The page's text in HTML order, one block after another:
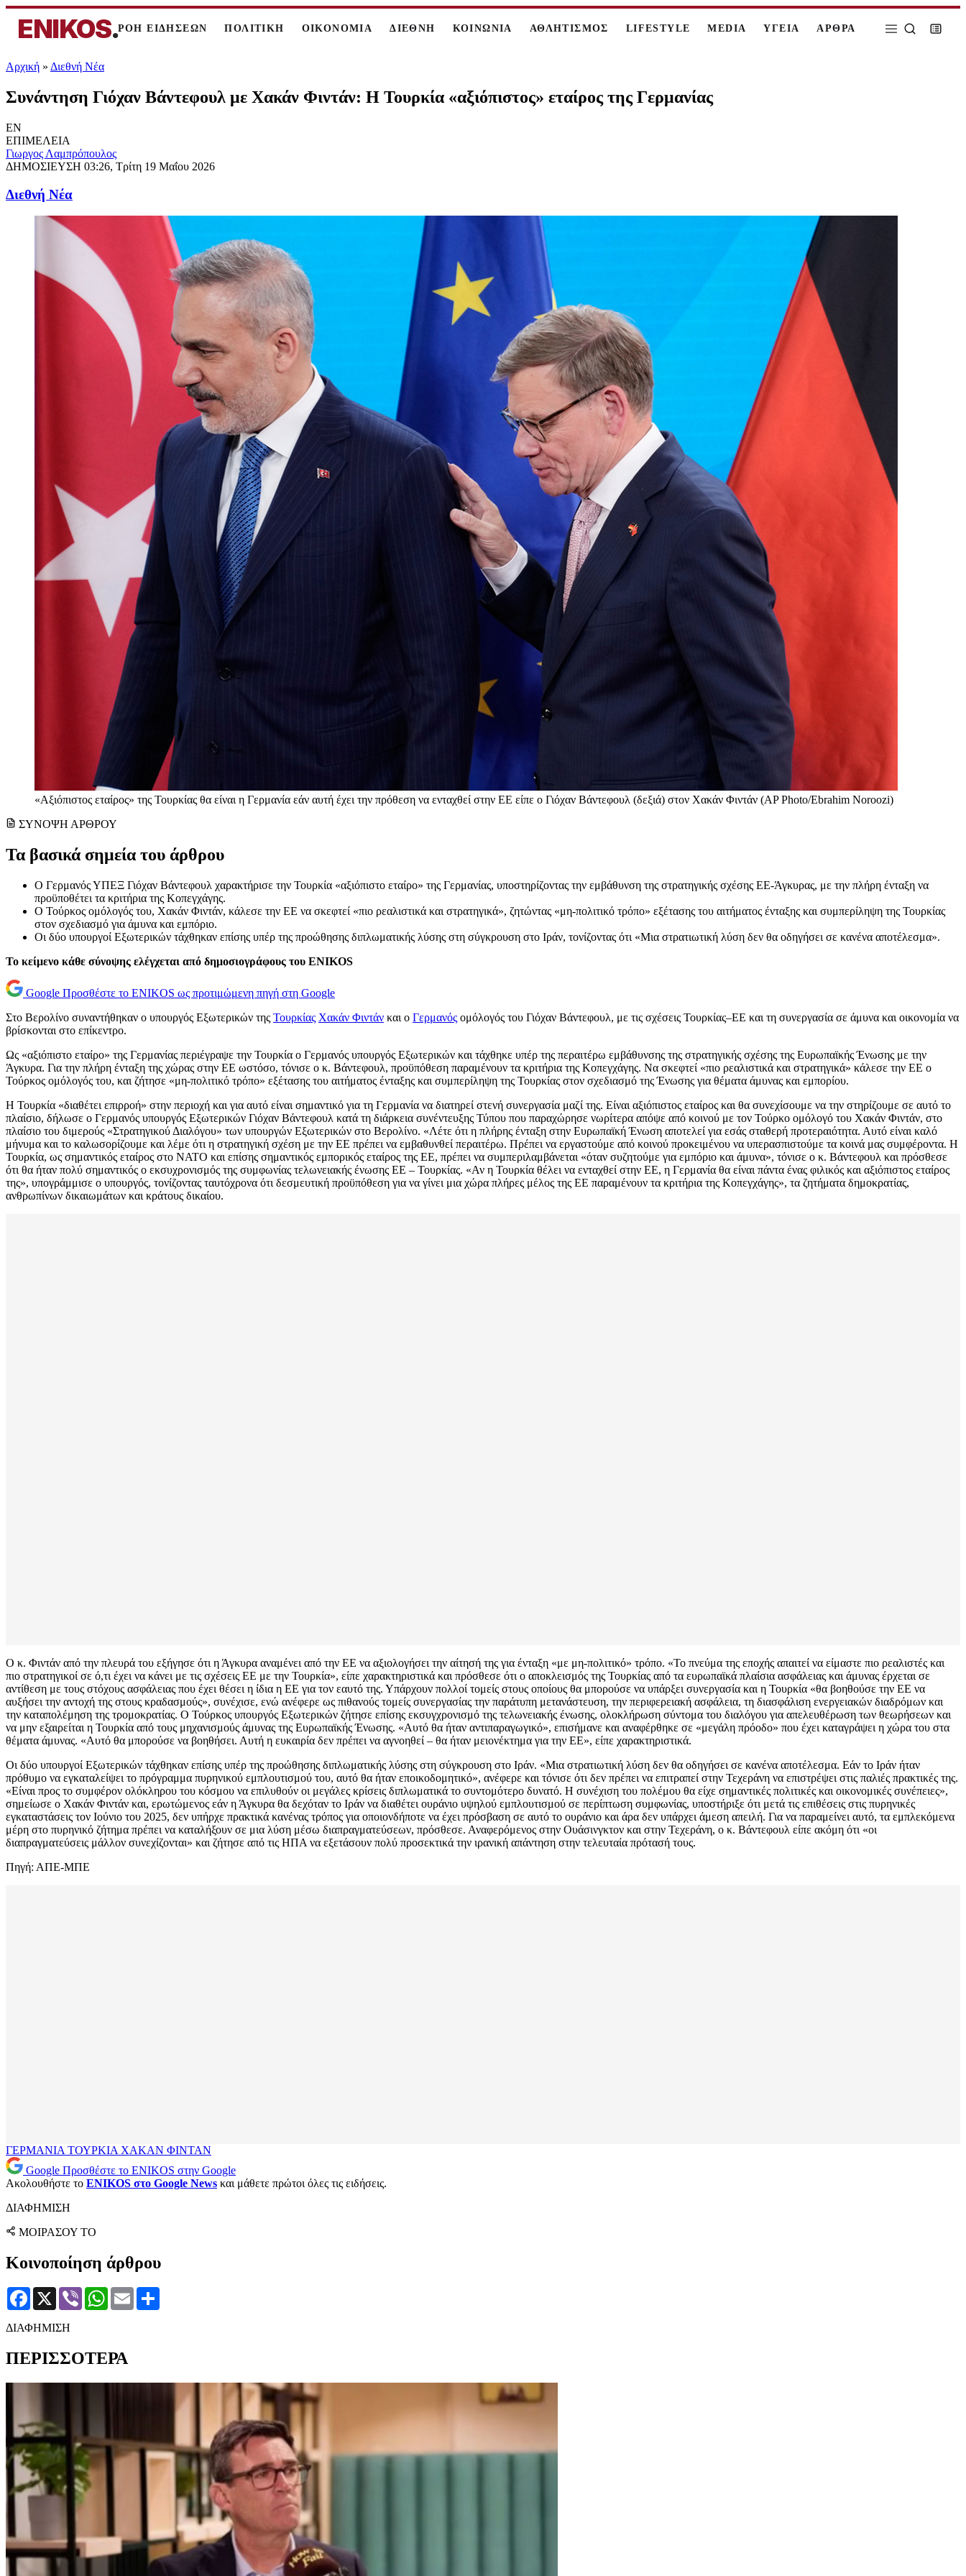
ENIKOS.ΡΟΗ ΕΙΔΗΣΕΩΝ ΠΟΛΙΤΙΚΗ ΟΙΚΟΝΟΜΙΑ ΔΙΕΘΝΗ ΚΟΙΝΩΝΙΑ ΑΘΛΗΤΙΣΜΟΣ LIFESTYLE MEDIA ΥΓΕΙΑ ΑΡΘΡΑ
Αρχική » Διεθνή Νέα
Συνάντηση Γιόχαν Βάντεφουλ με Χακάν Φιντάν: Η Τουρκία «αξιόπιστος» εταίρος της Γερμανίας
EN
ΕΠΙΜΕΛΕΙΑ
Γιωργος Λαμπρόπουλος
ΔΗΜΟΣΙΕΥΣΗ 03:26, Τρίτη 19 Μαΐου 2026
Διεθνή Νέα
«Αξιόπιστος εταίρος» της Τουρκίας θα είναι η Γερμανία εάν αυτή έχει την πρόθεση να ενταχθεί στην ΕΕ είπε ο Γιόχαν Βάντεφουλ (δεξιά) στον Χακάν Φιντάν (AP Photo/Ebrahim Noroozi)
ΣΥΝΟΨΗ ΑΡΘΡΟΥ
Τα βασικά σημεία του άρθρου
Ο Γερμανός ΥΠΕΞ Γιόχαν Βάντεφουλ χαρακτήρισε την Τουρκία «αξιόπιστο εταίρο» της Γερμανίας, υποστηρίζοντας την εμβάθυνση της στρατηγικής σχέσης ΕΕ-Άγκυρας, με την πλήρη ένταξη να
προϋποθέτει τα κριτήρια της Κοπεγχάγης.
Ο Τούρκος ομόλογός του, Χακάν Φιντάν, κάλεσε την ΕΕ να σκεφτεί «πιο ρεαλιστικά και στρατηγικά», ζητώντας «μη-πολιτικό τρόπο» εξέτασης του αιτήματος ένταξης και συμπερίληψη της Τουρκίας
στον σχεδιασμό για άμυνα και εμπόριο.
Οι δύο υπουργοί Εξωτερικών τάχθηκαν επίσης υπέρ της προώθησης διπλωματικής λύσης στη σύγκρουση στο Ιράν, τονίζοντας ότι «Μια στρατιωτική λύση δεν θα οδηγήσει σε κανένα αποτέλεσμα».
Το κείμενο κάθε σύνοψης ελέγχεται από δημοσιογράφους του ENIKOS
Google Προσθέστε το ENIKOS ως προτιμώμενη πηγή στη Google
Στο Βερολίνο συναντήθηκαν ο υπουργός Εξωτερικών της Τουρκίας Χακάν Φιντάν και ο Γερμανός ομόλογός του Γιόχαν Βάντεφουλ, με τις σχέσεις Τουρκίας–ΕΕ και τη συνεργασία σε άμυνα και οικονομία να
βρίσκονται στο επίκεντρο.
Ως «αξιόπιστο εταίρο» της Γερμανίας περιέγραψε την Τουρκία ο Γερμανός υπουργός Εξωτερικών και τάχθηκε υπέρ της περαιτέρω εμβάθυνσης της στρατηγικής σχέσης της Ευρωπαϊκής Ένωσης με την
Άγκυρα. Για την πλήρη ένταξη της χώρας στην ΕΕ ωστόσο, τόνισε ο κ. Βάντεφουλ, προϋπόθεση παραμένουν τα κριτήρια της Κοπεγχάγης. Να σκεφτεί «πιο ρεαλιστικά και στρατηγικά» κάλεσε την ΕΕ ο
Τούρκος ομόλογός του, και ζήτησε «μη-πολιτικό τρόπο» εξέτασης του αιτήματος ένταξης και συμπερίληψη της Τουρκίας στον σχεδιασμό της Ένωσης για θέματα άμυνας και εμπορίου.
Η Τουρκία «διαθέτει επιρροή» στην περιοχή και για αυτό είναι σημαντικό για τη Γερμανία να διατηρεί στενή συνεργασία μαζί της. Είναι αξιόπιστος εταίρος και θα συνεχίσουμε να την στηρίζουμε σε αυτό το
πλαίσιο, δήλωσε ο Γερμανός υπουργός Εξωτερικών Γιόχαν Βάντεφουλ κατά τη διάρκεια συνέντευξης Τύπου που παραχώρησε νωρίτερα απόψε από κοινού με τον Τούρκο ομόλογό του Χακάν Φιντάν, στο
πλαίσιο του διμερούς «Στρατηγικού Διαλόγου» των υπουργών Εξωτερικών στο Βερολίνο. «Λέτε ότι η πλήρης ένταξη στην Ευρωπαϊκή Ένωση αποτελεί για εσάς σταθερή προτεραιότητα. Αυτό είναι καλό
μήνυμα και το καλωσορίζουμε και λέμε ότι η στρατηγική σχέση με την ΕΕ πρέπει να εμβαθυνθεί περαιτέρω. Πρέπει να εργαστούμε από κοινού προκειμένου να υπερασπιστούμε τα κοινά μας συμφέροντα. Η
Τουρκία, ως σημαντικός εταίρος στο ΝΑΤΟ και επίσης σημαντικός εμπορικός εταίρος της ΕΕ, πρέπει να συμπεριλαμβάνεται «όταν συζητούμε για εμπόριο και άμυνα», τόνισε ο κ. Βάντεφουλ και πρόσθεσε
ότι θα ήταν πολύ σημαντικός ο εκσυχρονισμός της συμφωνίας τελωνειακής ένωσης ΕΕ – Τουρκίας. «Αν η Τουρκία θέλει να ενταχθεί στην ΕΕ, η Γερμανία θα είναι πάντα ένας φιλικός και αξιόπιστος εταίρος
της», υπογράμμισε ο υπουργός, τονίζοντας ταυτόχρονα ότι δεσμευτική προϋπόθεση για να γίνει μια χώρα πλήρες μέλος της ΕΕ παραμένουν τα κριτήρια της Κοπεγχάγης», τα ζητήματα δημοκρατίας,
ανθρωπίνων δικαιωμάτων και κράτους δικαίου.
Ο κ. Φιντάν από την πλευρά του εξήγησε ότι η Άγκυρα αναμένει από την ΕΕ να αξιολογήσει την αίτησή της για ένταξη «με μη-πολιτικό» τρόπο. «Το πνεύμα της εποχής απαιτεί να είμαστε πιο ρεαλιστές και
πιο στρατηγικοί σε ό,τι έχει να κάνει με τις σχέσεις EE με την Τουρκία», είπε χαρακτηριστικά και πρόσθεσε ότι ο αποκλεισμός της Τουρκίας από τα ευρωπαϊκά πλαίσια ασφάλειας και άμυνας έρχεται σε
αντίθεση με τους στόχους ασφάλειας που έχει θέσει η ίδια η ΕΕ για τον εαυτό της. Υπάρχουν πολλοί τομείς στους οποίους θα μπορούσε να υπάρξει συνεργασία και η Τουρκία «θα βοηθούσε την ΕΕ να
αυξήσει την αντοχή της στους κραδασμούς», συνέχισε, ενώ ανέφερε ως πιθανούς τομείς συνεργασίας την παράτυπη μετανάστευση, την περιφερειακή ασφάλεια, τη διασφάλιση ενεργειακών διαδρόμων και
την καταπολέμηση της τρομοκρατίας. Ο Τούρκος υπουργός Εξωτερικών ζήτησε επίσης εκσυγχρονισμό της τελωνειακής ένωσης, ολοκλήρωση σύντομα του διαλόγου για απελευθέρωση των θεωρήσεων και
να μην εξαιρείται η Τουρκία από τους μηχανισμούς άμυνας της Ευρωπαϊκής Ένωσης. «Αυτό θα ήταν αντιπαραγωγικό», επισήμανε και αναφέρθηκε σε «μεγάλη πρόοδο» που έχει καταγράψει η χώρα του στα
θέματα άμυνας. «Αυτό θα μπορούσε να βοηθήσει. Αυτή η ευκαιρία δεν πρέπει να αγνοηθεί – θα ήταν μειονέκτημα για την ΕΕ», είπε χαρακτηριστικά.
Οι δύο υπουργοί Εξωτερικών τάχθηκαν επίσης υπέρ της προώθησης διπλωματικής λύσης στη σύγκρουση στο Ιράν. «Μια στρατιωτική λύση δεν θα οδηγήσει σε κανένα αποτέλεσμα. Εάν το Ιράν ήταν
πρόθυμο να εγκαταλείψει το πρόγραμμα πυρηνικού εμπλουτισμού του, αυτό θα ήταν εποικοδομητικό», ανέφερε και τόνισε ότι δεν πρέπει να επιτραπεί στην Τεχεράνη να επιστρέψει στις παλιές πρακτικές της.
«Είναι προς το συμφέρον ολόκληρου του κόσμου να επιλυθούν οι μεγάλες κρίσεις διπλωματικά το συντομότερο δυνατό. Η συνέχιση του πολέμου θα είχε σημαντικές πολιτικές και οικονομικές συνέπειες»,
σημείωσε ο Χακάν Φιντάν και, ερωτώμενος εάν η Άγκυρα θα δεχόταν το Ιράν να διαθέτει ουράνιο υψηλού εμπλουτισμού σε περίπτωση συμφωνίας, υποστήριξε ότι μετά τις επιθέσεις στις πυρηνικές
εγκαταστάσεις τον Ιούνιο του 2025, δεν υπήρχε πρακτικά κανένας τρόπος για οποιονδήποτε να έχει πρόσβαση σε αυτό το ουράνιο και άρα δεν υπάρχει άμεση απειλή. Για να παραμείνει αυτό, τα εμπλεκόμενα
μέρη στο πυρηνικό ζήτημα πρέπει να καταλήξουν σε μια λύση μέσω διαπραγματεύσεων, πρόσθεσε. Αναφερόμενος στην Ουάσινγκτον και στην Τεχεράνη, ο κ. Βάντεφουλ είπε ακόμη ότι «οι
διαπραγματεύσεις μάλλον συνεχίζονται» και ζήτησε από τις ΗΠΑ να εξετάσουν πολύ προσεκτικά την ιρανική απάντηση στην τελευταία πρότασή τους.
Πηγή: ΑΠΕ-ΜΠΕ
ΓΕΡΜΑΝΙΑ ΤΟΥΡΚΙΑ ΧΑΚΑΝ ΦΙΝΤΑΝ
Google Προσθέστε το ENIKOS στην Google
Ακολουθήστε το ENIKOS στο Google News και μάθετε πρώτοι όλες τις ειδήσεις.
ΔΙΑΦΗΜΙΣΗ
ΜΟΙΡΑΣΟΥ ΤΟ
Κοινοποίηση άρθρου
Facebook
X Viber WhatsApp
Email
ΔΙΑΦΗΜΙΣΗ
ΠΕΡΙΣΣΟΤΕΡΑ